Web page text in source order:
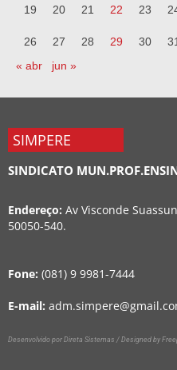
19 20 21 22 23
26 27 28 29 30
31
« abr
jun »
SIMPERE
SINDICATO
Endereço: Av Visconde
50050-540.
Fone: (081) 9 9981-7444
E-mail:
Desenvolvido por Direta Sistemas / Designed by